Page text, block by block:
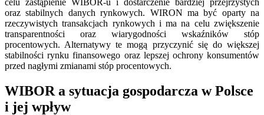
oraz stabilnych danych rynkowych. WIRON ma być oparty na
rzeczywistych transakcjach rynkowych i ma na celu zwiększenie
transparentności oraz wiarygodności wskaźników stóp
procentowych. Alternatywy te mogą przyczynić się do większej
stabilności rynku finansowego oraz lepszej ochrony konsumentów
przed nagłymi zmianami stóp procentowych.
WIBOR a sytuacja gospodarcza w Polsce
i jej wpływ